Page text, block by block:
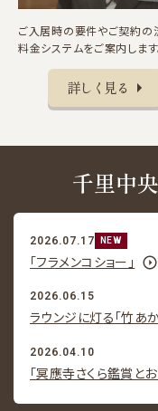
ご入居時の要件やご契約の
料金システムをご案内します
詳しく見る
千里中
2026.07.17 NEW
「フラメンコショー」
2026.06.15
ラウンジに灯る「竹あ
2026.04.10
「冥應寺さくら鑑賞と